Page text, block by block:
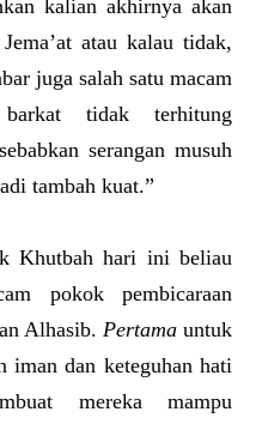
kalian akhirnya akan
atau kalau tidak,
juga salah satu macam
tidak terhitung
serangan musuh
tambah kuat.”
Khutbah hari ini beliau
pokok pembicaraan
Alhasib. Pertamauntuk
iman dan keteguhan hati
mereka mampu